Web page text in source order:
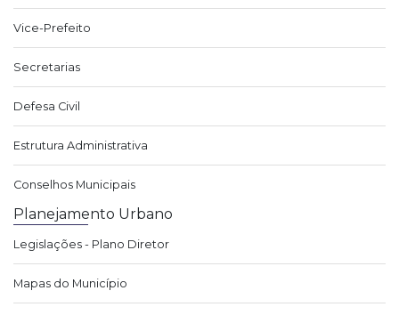
Vice-Prefeito
Secretarias
Defesa Civil
Estrutura Administrativa
Conselhos Municipais
Planejamento Urbano
Legislações - Plano Diretor
Mapas do Município